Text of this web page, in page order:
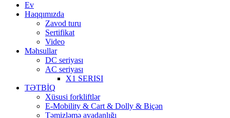
Ev
Haqqımızda
Zavod turu
Sertifikat
Video
Məhsullar
DC seriyası
AC seriyası
X1 SERISI
TƏTBİQ
Xüsusi forkliftlər
E-Mobility & Cart & Dolly & Biçən
Təmizləmə avadanlığı